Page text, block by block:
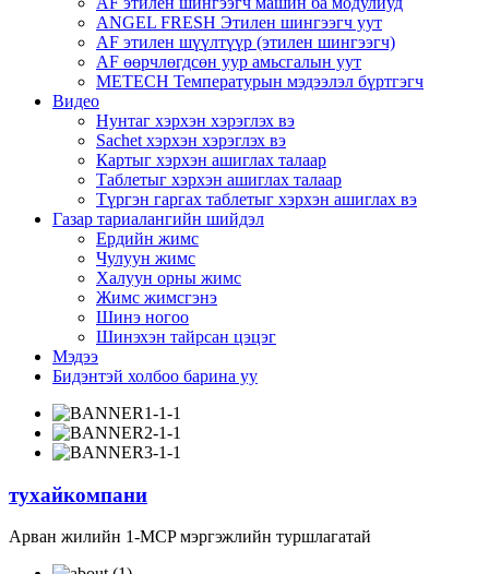
ANGEL FRESH Этилен шингээгч уут
AF этилен шүүлтүүр (этилен шингээгч)
AF өөрчлөгдсөн уур амьсгалын уут
METECH Температурын мэдээлэл бүртгэгч
Видео
Нунтаг хэрхэн хэрэглэх вэ
Sachet хэрхэн хэрэглэх вэ
Картыг хэрхэн ашиглах талаар
Таблетыг хэрхэн ашиглах талаар
Түргэн гаргах таблетыг хэрхэн ашиглах вэ
Газар тариалангийн шийдэл
Ердийн жимс
Чулуун жимс
Халуун орны жимс
Жимс жимсгэнэ
Шинэ ногоо
Шинэхэн тайрсан цэцэг
Мэдээ
Бидэнтэй холбоо барина уу
тухайкомпани
Арван жилийн 1-MCP мэргэжлийн туршлагатай